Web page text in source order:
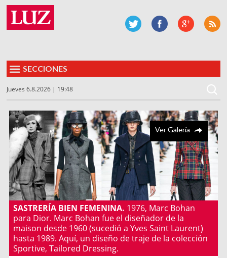
SECCIONES
Jueves 6.8.2026 | 19:48
Ver Galería
SASTRERÍA BIEN FEMENINA. 1976, Marc Bohan
para Dior. Marc Bohan fue el diseñador de la
maison desde 1960 (sucedió a Yves Saint Laurent)
hasta 1989. Aquí, un diseño de traje de la colección
Sportive, Tailored Dressing.